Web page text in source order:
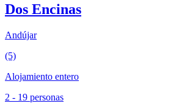
Dos Encinas
Andújar
(5)
Alojamiento entero
2 - 19 personas